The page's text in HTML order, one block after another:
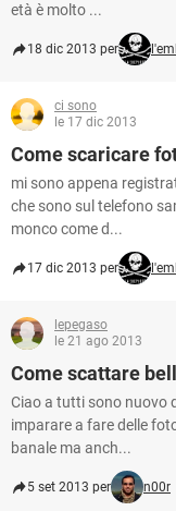
età è molto ...
18 dic 2013 per
ci sono
le 17 dic 2013
Come scaricare
mi sono appena
che sono sul telefono
monco come d...
17 dic 2013 per
lepegaso
le 21 ago 2013
Come scattare
Ciao a tutti sono nuovo
imparare a fare delle
banale ma anch...
5 set 2013 per n00r